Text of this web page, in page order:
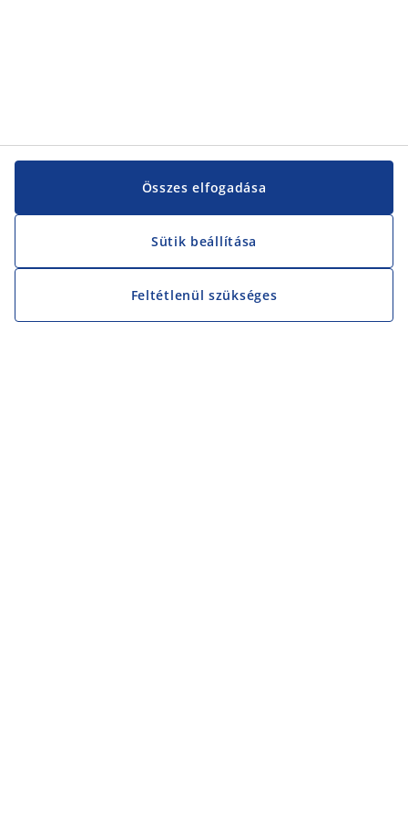
Összes elfogadása
Sütik beállítása
Feltétlenül szükséges